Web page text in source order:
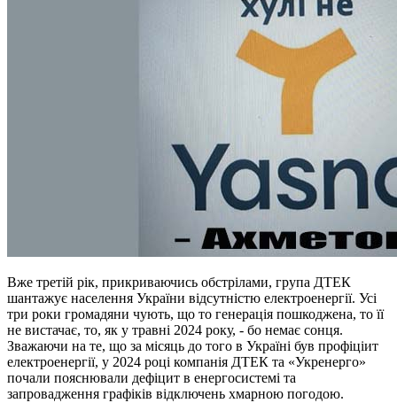
Вже третій рік, прикриваючись обстрілами, група ДТЕК
шантажує населення України відсутністю електроенергії. Усі
три роки громадяни чують, що то генерація пошкоджена, то її
не вистачає, то, як у травні 2024 року, - бо немає сонця.
Зважаючи на те, що за місяць до того в Україні був профіціит
електроенергії, у 2024 році компанія ДТЕК та «Укренерго»
почали пояснювали дефіцит в енергосистемі та
запровадження графіків відключень хмарною погодою.